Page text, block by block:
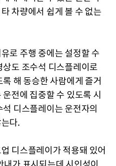
차량에서 쉽게 볼 수 없는
로 주행 중에는 설정할 수
도 조수석 디스플레이로
해 동승한 사람에게 즐거
전에 집중할 수 있도록 시
디스플레이는 운전자의
다.
디스플레이가 적용돼 있어